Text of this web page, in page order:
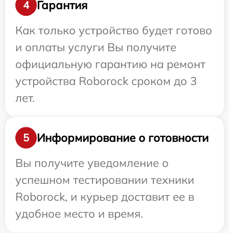
4
Гарантия
Как только устройство будет готово
и оплаты услуги Вы получите
официальную гарантию на ремонт
устройства Roborock сроком до 3
лет.
5
Информирование о готовности
Вы получите уведомление о
успешном тестировании техники
Roborock, и курьер доставит ее в
удобное место и время.